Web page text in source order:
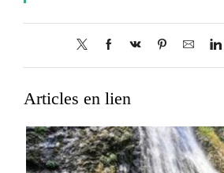
Articles en lien